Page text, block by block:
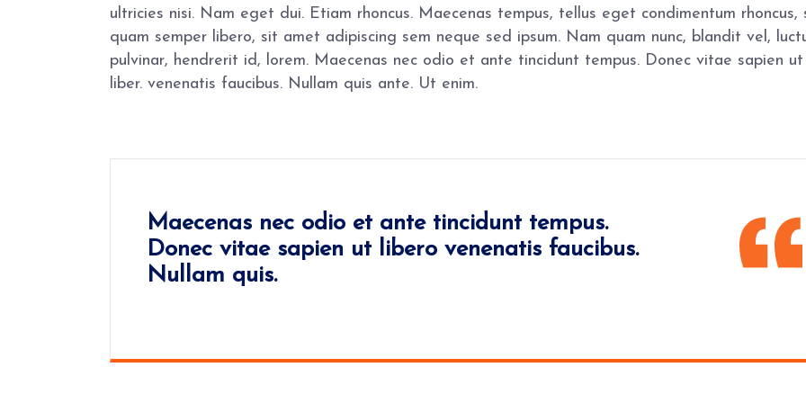
ultricies nisi. Nam eget dui. Etiam rhoncus. Maecenas tempus, tellus eget condimentum rhoncus,
quam semper libero, sit amet adipiscing sem neque sed ipsum. Nam quam nunc, blandit vel,
pulvinar, hendrerit id, lorem. Maecenas nec odio et ante tincidunt tempus. Donec vitae sapien ut
liber. venenatis faucibus. Nullam quis ante. Ut enim.
Maecenas nec odio et ante tincidunt tempus.
Donec vitae sapien ut libero venenatis faucibus.
Nullam quis.